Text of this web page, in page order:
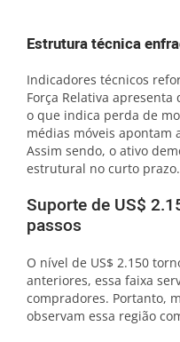
Estrutura técnica
Indicadores técnicos
Força Relativa
o que indica perda de
médias móveis apontam
Assim sendo, o ativo
estrutural no curto prazo.
Suporte de US$
passos
O nível de US$ 2.150
anteriores, essa faixa
compradores. Portanto,
observam essa região